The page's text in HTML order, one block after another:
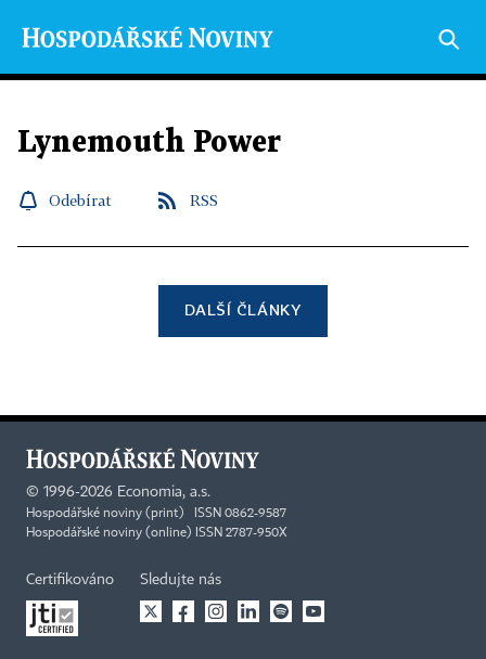
Lynemouth Power
Odebírat RSS
DALŠÍ ČLÁNKY
© 1996-2026 Economia, a.s.
Hospodářské noviny (print) ISSN 0862-9587
Hospodářské noviny (online) ISSN 2787-950X
Certifikováno Sledujte nás